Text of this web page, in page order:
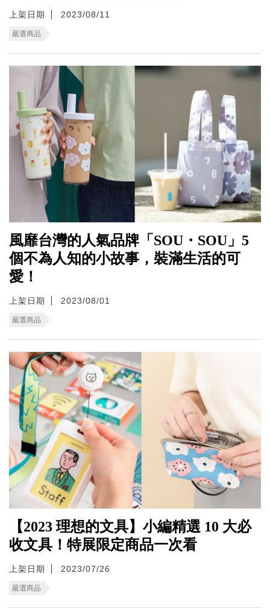
上架日期 2023/08/11
嚴選商品
風靡台灣的人氣品牌「SOU・SOU」5
個不為人知的小故事，裝滿生活的可
愛！
上架日期 2023/08/01
嚴選商品
【2023 理想的文具】小編精選 10 大必
收文具！特展限定商品一次看
上架日期 2023/07/26
嚴選商品